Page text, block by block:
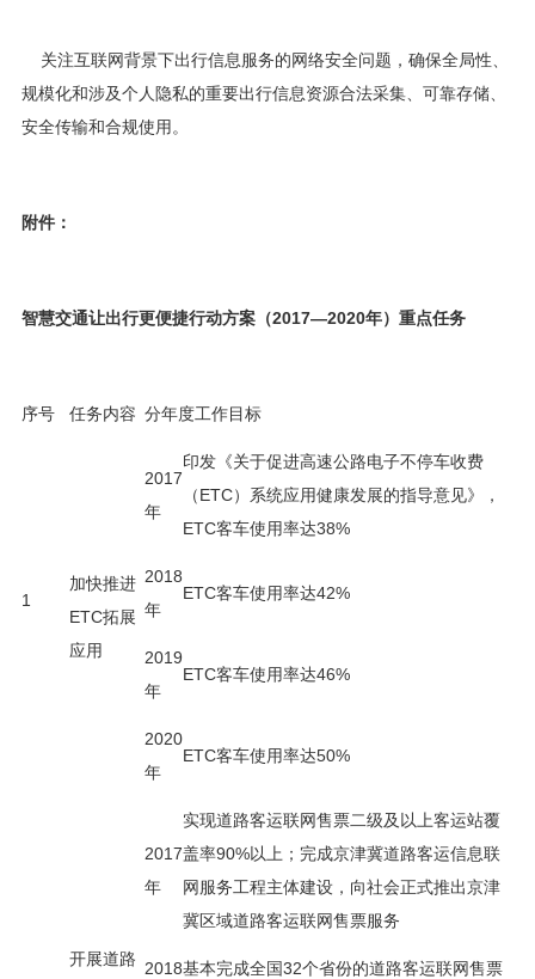
关注互联网背景下出行信息服务的网络安全问题，确保全局性、
规模化和涉及个人隐私的重要出行信息资源合法采集、可靠存储、
安全传输和合规使用。
附件：
智慧交通让出行更便捷行动方案（2017—2020年）重点任务
序号 任务内容 分年度工作目标
1
加快推进
ETC拓展
应用
2017
年
印发《关于促进高速公路电子不停车收费
（ETC）系统应用健康发展的指导意见》，
ETC客车使用率达38%
2018
年
ETC客车使用率达42%
2019
年
ETC客车使用率达46%
2020
年
ETC客车使用率达50%
开展道路
2017
年
实现道路客运联网售票二级及以上客运站覆
盖率90%以上；完成京津冀道路客运信息联
网服务工程主体建设，向社会正式推出京津
冀区域道路客运联网售票服务
2018基本完成全国32个省份的道路客运联网售票